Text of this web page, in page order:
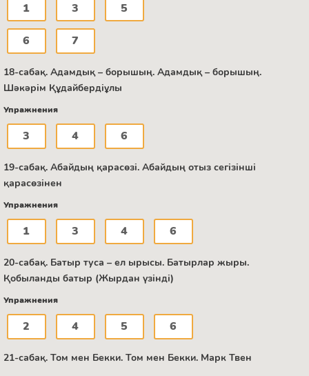
1 3 5
6 7
18-сабақ. Адамдық – борышың. Адамдық – борышың.
Шәкәрім Құдайбердіұлы
Упражнения
3 4 6
19-сабақ. Абайдың қарасөзі. Абайдың отыз сегізінші
қарасөзінен
Упражнения
1 3 4 6
20-сабақ. Батыр туса – ел ырысы. Батырлар жыры.
Қобыланды батыр (Жырдан үзінді)
Упражнения
2 4 5 6
21-сабақ. Том мен Бекки. Том мен Бекки. Марк Твен